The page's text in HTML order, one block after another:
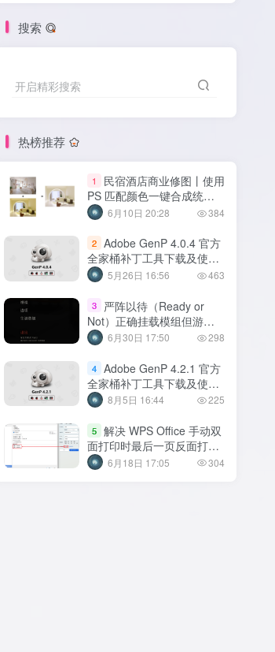
搜索
开启精彩搜索
热榜推荐
1
民宿酒店商业修图丨使用
PS 匹配颜色一键合成统一
客房图片色调
6月10日 20:28 384
2 Adobe GenP 4.0.4 官方
全家桶补丁工具下载及使用
方法【2026年05月】
5月26日 16:56 463
3
严阵以待（Ready or
Not）正确挂载模组但游玩
时模组不生效解决方法
6月30日 17:50 298
4 Adobe GenP 4.2.1 官方
全家桶补丁工具下载及使用
方法【2026年08月】
8月5日 16:44 225
5 解决 WPS Office 手动双
面打印时最后一页反面打印
的顺序不正确
6月18日 17:05 304